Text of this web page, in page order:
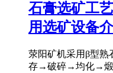
石膏选矿工
用选矿设备
荥阳矿机采用β型熟
存→破碎→均化→